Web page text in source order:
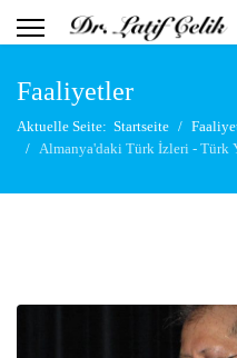
Faaliyetler
Aktuelle Seite: Startseite
Almanya'daki Türk İzleri - Türk